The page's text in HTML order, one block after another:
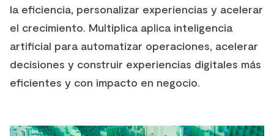
la eficiencia, personalizar experiencias y acelerar
el crecimiento. Multiplica aplica inteligencia
artificial para automatizar operaciones, acelerar
decisiones y construir experiencias digitales más
eficientes y con impacto en negocio.